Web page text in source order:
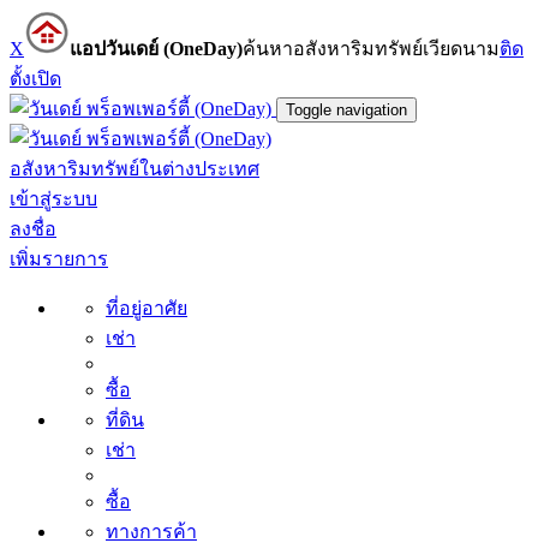
X แอปวันเดย์ (OneDay)ค้นหาอสังหาริมทรัพย์เวียดนามติด
ตั้งเปิด
Toggle navigation
อสังหาริมทรัพย์ในต่างประเทศ
เข้าสู่ระบบ
ลงชื่อ
เพิ่มรายการ
ที่อยู่อาศัย
เช่า
ซื้อ
ที่ดิน
เช่า
ซื้อ
ทางการค้า